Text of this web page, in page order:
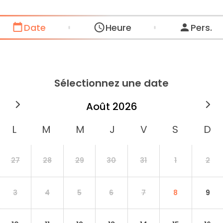
Date Heure Pers.
Sélectionnez une date
août 2026
27 28 29 30 31 1 2
3 4 5 6 7 8 9